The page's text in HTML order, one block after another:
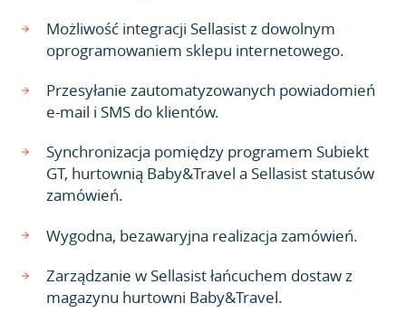
Możliwość integracji Sellasist z dowolnym
oprogramowaniem sklepu internetowego.
Przesyłanie zautomatyzowanych powiadomień
e-mail i SMS do klientów.
Synchronizacja pomiędzy programem Subiekt
GT, hurtownią Baby&Travel a Sellasist statusów
zamówień.
Wygodna, bezawaryjna realizacja zamówień.
Zarządzanie w Sellasist łańcuchem dostaw z
magazynu hurtowni Baby&Travel.